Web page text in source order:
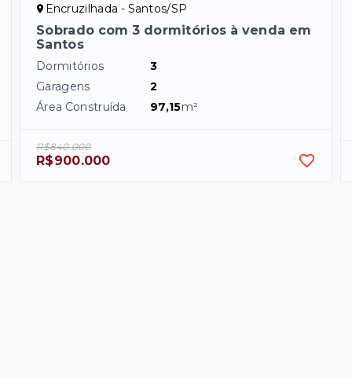
Encruzilhada - Santos/SP
Sobrado com 3 dormitórios à venda em
Santos
Dormitórios
3
Garagens
2
Área Construída
97,15m²
R$840.000
R$900.000